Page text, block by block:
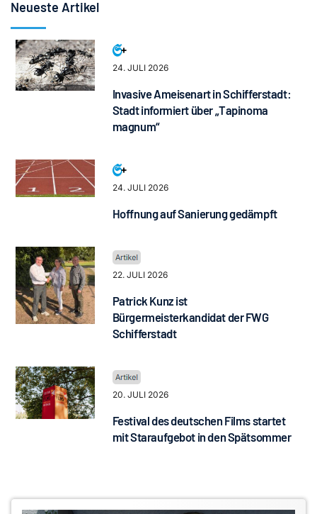
Neueste Artikel
24. JULI 2026
Invasive Ameisenart in Schifferstadt:
Stadt informiert über „Tapinoma
magnum“
24. JULI 2026
Hoffnung auf Sanierung gedämpft
22. JULI 2026
Patrick Kunz ist
Bürgermeisterkandidat der FWG
Schifferstadt
20. JULI 2026
Festival des deutschen Films startet
mit Staraufgebot in den Spätsommer